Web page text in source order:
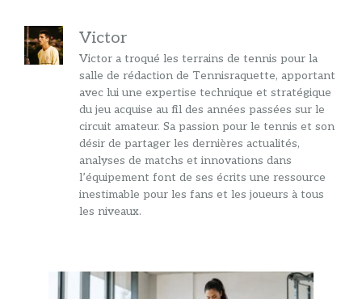
Victor
Victor a troqué les terrains de tennis pour la
salle de rédaction de Tennisraquette, apportant
avec lui une expertise technique et stratégique
du jeu acquise au fil des années passées sur le
circuit amateur. Sa passion pour le tennis et son
désir de partager les dernières actualités,
analyses de matchs et innovations dans
l’équipement font de ses écrits une ressource
inestimable pour les fans et les joueurs à tous
les niveaux.